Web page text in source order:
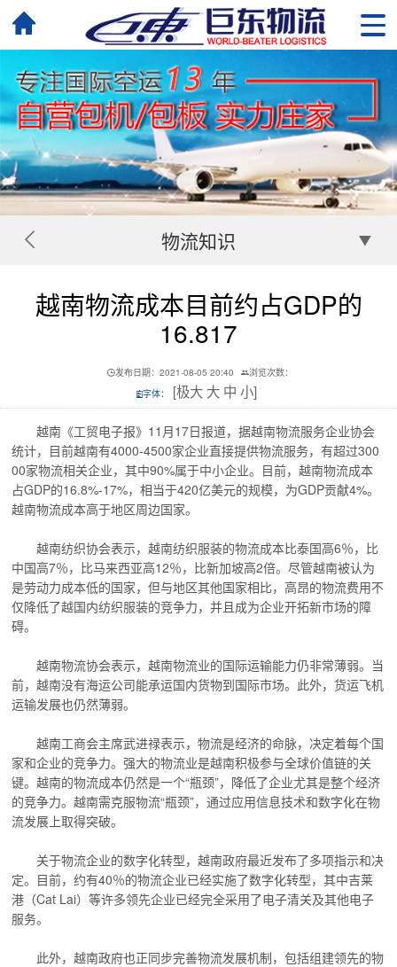
物流知识
越南物流成本目前约占GDP的
16.817
发布日期：2021-08-05 20:40
浏览次数：
字体：
[极大 大 中 小]
越南《工贸电子报》11月17日报道，据越南物流服务企业协会
统计，目前越南有4000-4500家企业直接提供物流服务，有超过300
00家物流相关企业，其中90%属于中小企业。目前，越南物流成本
占GDP的16.8%-17%，相当于420亿美元的规模，为GDP贡献4%。
越南物流成本高于地区周边国家。
越南纺织协会表示，越南纺织服装的物流成本比泰国高6％，比
中国高7％，比马来西亚高12％，比新加坡高2倍。尽管越南被认为
是劳动力成本低的国家，但与地区其他国家相比，高昂的物流费用不
仅降低了越国内纺织服装的竞争力，并且成为企业开拓新市场的障
碍。
越南物流协会表示，越南物流业的国际运输能力仍非常薄弱。当
前，越南没有海运公司能承运国内货物到国际市场。此外，货运飞机
运输发展也仍然薄弱。
越南工商会主席武进禄表示，物流是经济的命脉，决定着每个国
家和企业的竞争力。强大的物流业是越南积极参与全球价值链的关
键。越南的物流成本仍然是一个“瓶颈”，降低了企业尤其是整个经济
的竞争力。越南需克服物流“瓶颈”，通过应用信息技术和数字化在物
流发展上取得突破。
关于物流企业的数字化转型，越南政府最近发布了多项指示和决
定。目前，约有40％的物流企业已经实施了数字化转型，其中吉莱
港（Cat Lai）等许多领先企业已经完全采用了电子清关及其他电子
服务。
此外，越南政府也正同步完善物流发展机制，包括组建领先的物